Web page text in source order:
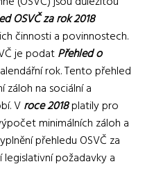
OSVČ za rok 2018
činnosti a povinnostech.
je podatPřehled o
rok. Tento přehled
záloh na sociální a
Vroce 2018platily pro
minimálních záloh a
přehledu OSVČ za
požadavky a